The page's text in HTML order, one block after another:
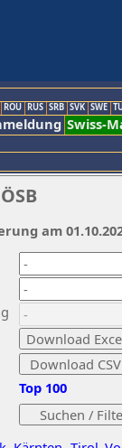
ROU RUS SRB SVK SWE
Swiss-
Top 100
am